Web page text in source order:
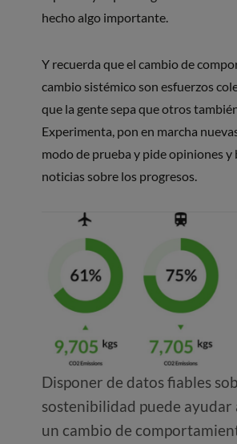
hecho algo importante.
Y recuerda que el cambio de
cambio sistémico son esfuerzos
que la gente sepa que otros
Experimenta, pon en marcha
modo de prueba y pide opiniones y
noticias sobre los progresos.
Disponer de datos fiables
sostenibilidad puede ayudar
un cambio de